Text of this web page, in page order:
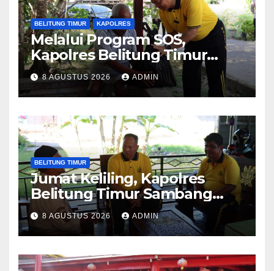
BELITUNG TIMUR KAPOLRES
Melalui Program SOS,
Kapolres Belitung Timur
Sambang Warga yang
Sedang Sakit
8 AGUSTUS 2026 ADMIN
BELITUNG TIMUR
Jumat Keliling, Kapolres
Belitung Timur Sambang
Tokoh Adat di Desa Mekar
Jaya
8 AGUSTUS 2026 ADMIN